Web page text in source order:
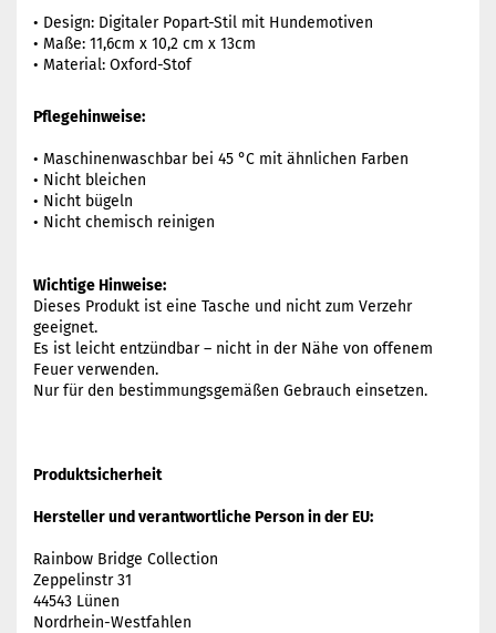
• Design: Digitaler Popart-Stil mit Hundemotiven
• Maße: 11,6cm x 10,2 cm x 13cm
• Material: Oxford-Stof
Pflegehinweise:
• Maschinenwaschbar bei 45 °C mit ähnlichen Farben
• Nicht bleichen
• Nicht bügeln
• Nicht chemisch reinigen
Wichtige Hinweise:
Dieses Produkt ist eine Tasche und nicht zum Verzehr
geeignet.
Es ist leicht entzündbar – nicht in der Nähe von offenem
Feuer verwenden.
Nur für den bestimmungsgemäßen Gebrauch einsetzen.
Produktsicherheit
Hersteller und verantwortliche Person in der EU:
Rainbow Bridge Collection
Zeppelinstr 31
44543 Lünen
Nordrhein-Westfahlen